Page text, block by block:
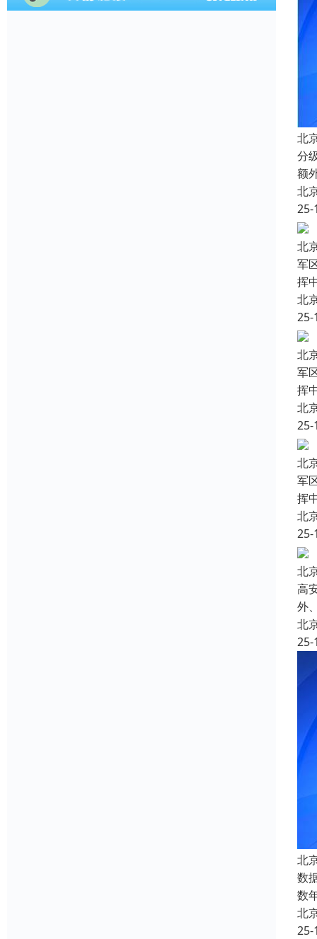
北
分
额
北
25-
北
军
挥
北
25-
北
军
挥
北
25-
北
军
挥
北
25-
北
高
外
北
25-
北
数
数
北
25-